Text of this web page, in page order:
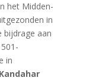
het Midden-
in
bijdrage aan
in
Kandahar